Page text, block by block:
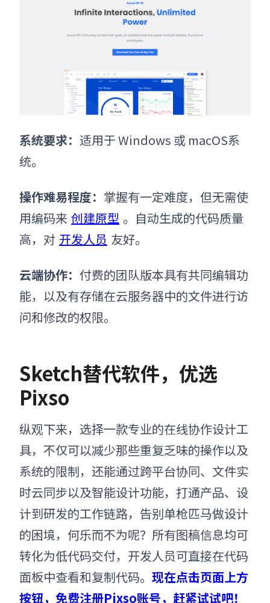
系统要求： 适用于 Windows 或 macOS系
统。
操作难易程度： 掌握有一定难度，但无需使
用编码来 创建原型 。自动生成的代码质量
高，对 开发人员 友好。
云端协作： 付费的团队版本具有共同编辑功
能，以及有存储在云服务器中的文件进行访
问和修改的权限。
Sketch替代软件，优选
Pixso
纵观下来，选择一款专业的在线协作设计工
具，不仅可以减少那些重复乏味的操作以及
系统的限制，还能通过跨平台协同、文件实
时云同步以及智能设计功能，打通产品、设
计到研发的工作链路，告别单枪匹马做设计
的困境，何乐而不为呢？ 所有图稿信息均可
转化为低代码交付，开发人员可直接在代码
面板中查看和复制代码。 现在点击页面上方
按钮，免费注册Pixso账号，赶紧试试吧！